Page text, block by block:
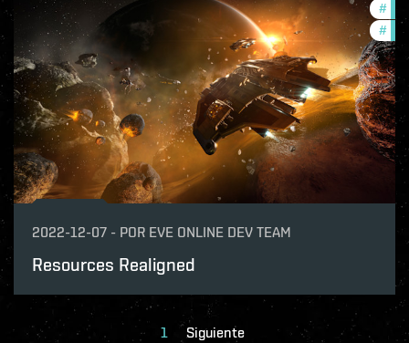
#
#
2022-12-07 - POR EVE ONLINE DEV TEAM
Resources Realigned
1 Siguiente